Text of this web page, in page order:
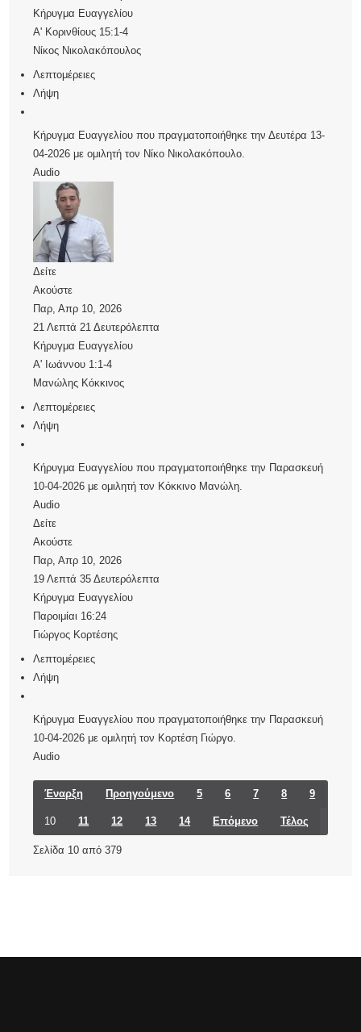
Κήρυγμα Ευαγγελίου
Α' Κορινθίους 15:1-4
Νίκος Νικολακόπουλος
Λεπτομέρειες
Λήψη
Κήρυγμα Ευαγγελίου που πραγματοποιήθηκε την Δευτέρα 13-
04-2026 με ομιλητή τον Νίκο Νικολακόπουλο.
Audio
Δείτε
Ακούστε
Παρ, Απρ 10, 2026
21 Λεπτά 21 Δευτερόλεπτα
Κήρυγμα Ευαγγελίου
Α' Ιωάννου 1:1-4
Μανώλης Κόκκινος
Λεπτομέρειες
Λήψη
Κήρυγμα Ευαγγελίου που πραγματοποιήθηκε την Παρασκευή
10-04-2026 με ομιλητή τον Κόκκινο Μανώλη.
Audio
Δείτε
Ακούστε
Παρ, Απρ 10, 2026
19 Λεπτά 35 Δευτερόλεπτα
Κήρυγμα Ευαγγελίου
Παροιμίαι 16:24
Γιώργος Κορτέσης
Λεπτομέρειες
Λήψη
Κήρυγμα Ευαγγελίου που πραγματοποιήθηκε την Παρασκευή
10-04-2026 με ομιλητή τον Κορτέση Γιώργο.
Audio
Έναρξη Προηγούμενο 5 6 7 8 9
10 11 12 13 14 Επόμενο Τέλος
Σελίδα 10 από 379